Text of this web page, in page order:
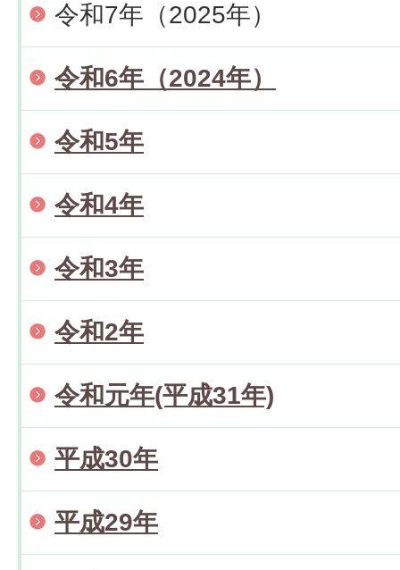
令和7年（2025年）
令和6年（2024年）
令和5年
令和4年
令和3年
令和2年
令和元年(平成31年)
平成30年
平成29年